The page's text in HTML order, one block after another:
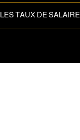
TAUX DE SALAIRE